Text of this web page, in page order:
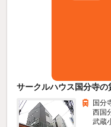
サークルハウス国分寺の
国分
西国
武蔵